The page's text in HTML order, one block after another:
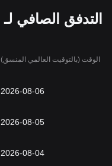
التدفق الصافي لـ FBTC
الوقت (بالتوقيت العالمي المنسق)
2026-08-06
2026-08-05
2026-08-04